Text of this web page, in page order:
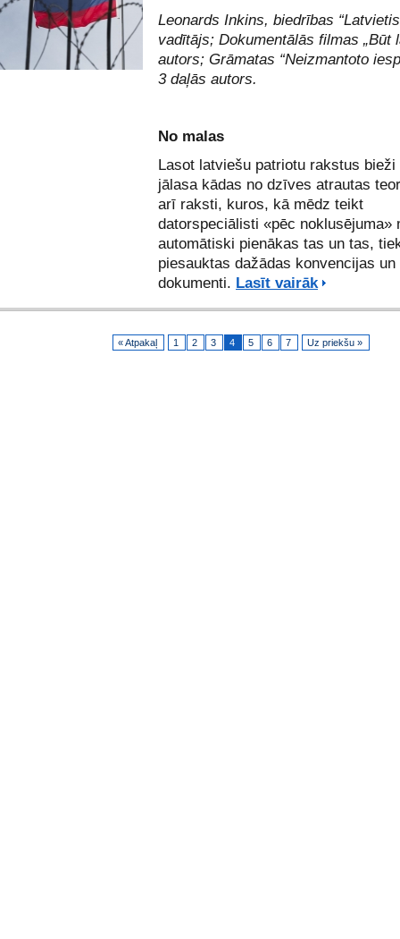
Leonards Inkins, biedrības
vadītājs; Dokumentālās filmas „Būt
autors; Grāmatas “Neizmantoto
3 daļās autors.
No malas
Lasot latviešu patriotu rakstus bieži
jālasa kādas no dzīves atrautas
arī raksti, kuros, kā mēdz teikt
datorspeciālisti «pēc noklusējuma»
automātiski pienākas tas un tas,
piesauktas dažādas konvencijas un
dokumenti. Lasīt vairāk
« Atpakaļ 1 2 3 4 5 6 7 Uz priekšu »